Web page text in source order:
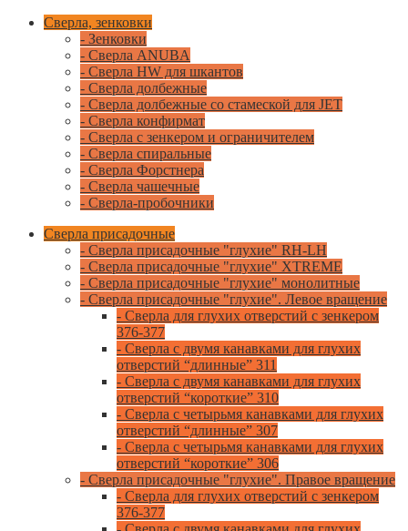
Сверла, зенковки
- Зенковки
- Сверла ANUBA
- Сверла HW для шкантов
- Сверла долбежные
- Сверла долбежные со стамеской для JET
- Сверла конфирмат
- Сверла с зенкером и ограничителем
- Сверла спиральные
- Сверла Форстнера
- Сверла чашечные
- Сверла-пробочники
Сверла присадочные
- Сверла присадочные "глухие" RH-LH
- Сверла присадочные "глухие" XTREME
- Сверла присадочные "глухие" монолитные
- Сверла присадочные "глухие". Левое вращение
- Сверла для глухих отверстий с зенкером
376-377
- Сверла с двумя канавками для глухих
отверстий “длинные” 311
- Сверла с двумя канавками для глухих
отверстий “короткие” 310
- Сверла с четырьмя канавками для глухих
отверстий “длинные” 307
- Сверла с четырьмя канавками для глухих
отверстий “короткие” 306
- Сверла присадочные "глухие". Правое вращение
- Сверла для глухих отверстий с зенкером
376-377